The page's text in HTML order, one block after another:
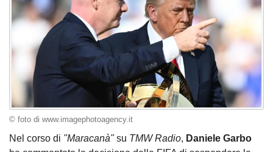
© foto di www.imagephotoagency.it
Nel corso di "Maracanà"su TMW Radio, Daniele Garbo